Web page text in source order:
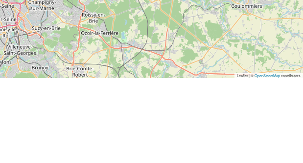
Leaflet | ©OpenStreetMapcontributors